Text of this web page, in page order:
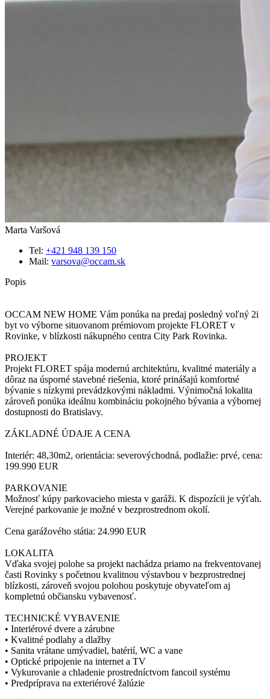
Marta Varšová
Tel: +421 948 139 150
Mail: varsova@occam.sk
Popis
OCCAM NEW HOME Vám ponúka na predaj posledný voľný 2i
byt vo výborne situovanom prémiovom projekte FLORET v
Rovinke, v blízkosti nákupného centra City Park Rovinka.
PROJEKT
Projekt FLORET spája modernú architektúru, kvalitné materiály a
dôraz na úsporné stavebné riešenia, ktoré prinášajú komfortné
bývanie s nízkymi prevádzkovými nákladmi. Výnimočná lokalita
zároveň ponúka ideálnu kombináciu pokojného bývania a výbornej
dostupnosti do Bratislavy.
ZÁKLADNÉ ÚDAJE A CENA
Interiér: 48,30m2, orientácia: severovýchodná, podlažie: prvé, cena:
199.990 EUR
PARKOVANIE
Možnosť kúpy parkovacieho miesta v garáži. K dispozícii je výťah.
Verejné parkovanie je možné v bezprostrednom okolí.
Cena garážového státia: 24.990 EUR
LOKALITA
Vďaka svojej polohe sa projekt nachádza priamo na frekventovanej
časti Rovinky s početnou kvalitnou výstavbou v bezprostrednej
blízkosti, zároveň svojou polohou poskytuje obyvateľom aj
kompletnú občiansku vybavenosť.
TECHNICKÉ VYBAVENIE
• Interiérové dvere a zárubne
• Kvalitné podlahy a dlažby
• Sanita vrátane umývadiel, batérií, WC a vane
• Optické pripojenie na internet a TV
• Vykurovanie a chladenie prostredníctvom fancoil systému
• Predpríprava na exteriérové žalúzie